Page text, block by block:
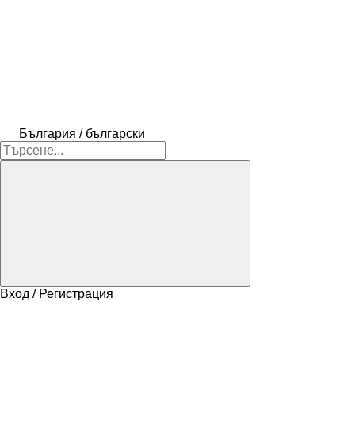
България / български
Вход / Регистрация